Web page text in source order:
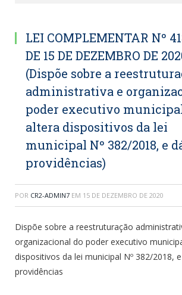
LEI COMPLEMENTAR Nº
DE 15 DE DEZEMBRO DE
(Dispõe sobre a
administrativa e
poder executivo
altera dispositivos da lei
municipal Nº 382/2018, e
providências)
POR CR2-ADMIN7 EM 15 DE DEZEMBRO DE 2020
Dispõe sobre a reestruturação
organizacional do poder executivo
dispositivos da lei municipal Nº 382/2018,
providências